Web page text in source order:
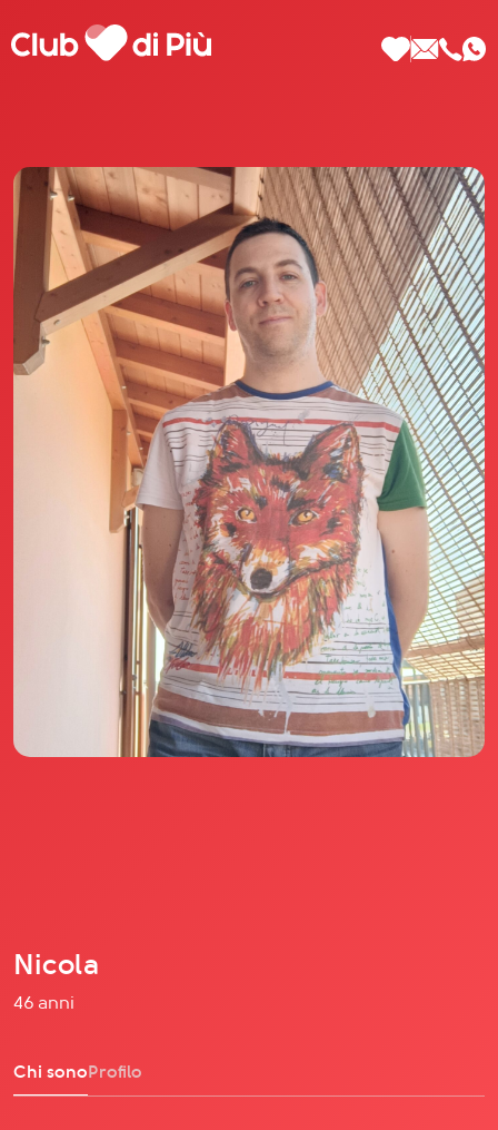
Scopri Club di Più
Le testimonianze Club di Più
La fondatrice Valeria Pilla
Annunci Donne
Agenzia matrimoniale Club di Più
Love Notebook
Il libro Donna di Cuori
Quanto costa Club di Più
Love Academy
Domande Frequenti
Impegno Sociale
Le nostre sedi
Facebook
YouTube
Nicola
46 anni
Chi sonoProfilo